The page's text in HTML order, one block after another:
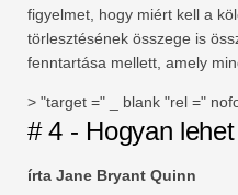
figyelmet, hogy miért kell a
törlesztésének összege is
fenntartása mellett, amely
> "target =" _ blank "rel ="
# 4 - Hogyan
írta Jane Bryant Quinn